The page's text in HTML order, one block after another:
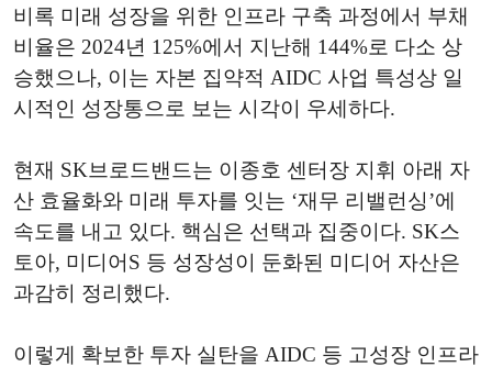
비록 미래 성장을 위한 인프라 구축 과정에서 부채
비율은 2024년 125%에서 지난해 144%로 다소 상
승했으나, 이는 자본 집약적 AIDC 사업 특성상 일
시적인 성장통으로 보는 시각이 우세하다.
현재 SK브로드밴드는 이종호 센터장 지휘 아래 자
산 효율화와 미래 투자를 잇는 ‘재무 리밸런싱’에
속도를 내고 있다. 핵심은 선택과 집중이다. SK스
토아, 미디어S 등 성장성이 둔화된 미디어 자산은
과감히 정리했다.
이렇게 확보한 투자 실탄을 AIDC 등 고성장 인프라